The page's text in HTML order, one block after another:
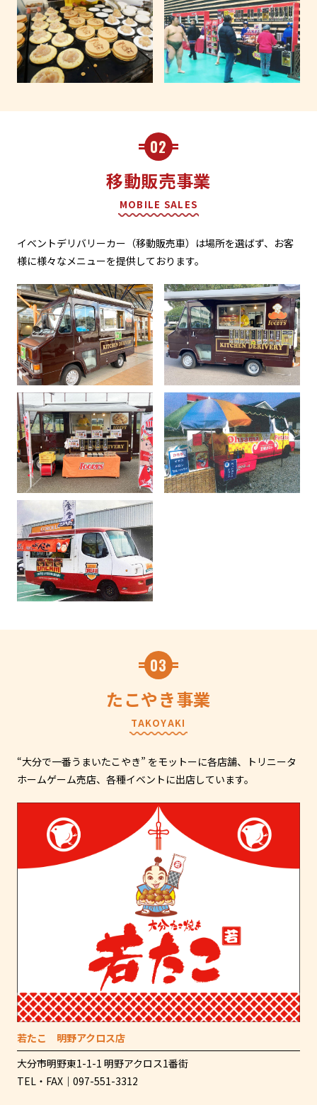
02
移動販売事業
MOBILE SALES
イベントデリバリーカー（移動販売車）は場所を選ばず、お客
様に様々なメニューを提供しております。
03
たこやき事業
TAKOYAKI
“大分で一番うまいたこやき” をモットーに各店舗、トリニータ
ホームゲーム売店、各種イベントに出店しています。
若たこ 明野アクロス店
大分市明野東1-1-1 明野アクロス1番街
TEL・FAX｜097-551-3312